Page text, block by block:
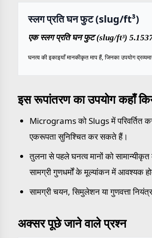
स्लग प्रति घन फुट (slug/ft³)
एक स्लग प्रति घन फुट (slug/ft³)
घनत्व की इकाइयाँ मानकीकृत माप हैं, जिनका उपयोग
इस रूपांतरण का उपयोग कहाँ
Micrograms को Slugs में परिवर्तित
एकरूपता सुनिश्चित कर सकते हैं।
तुलना से पहले घनत्व मानों को
सामग्री गुणधर्मों के मूल्यांकन में आवश्यक
सामग्री चयन, सिमुलेशन या गुणवत्ता
अक्सर पूछे जाने वाले प्रश्न